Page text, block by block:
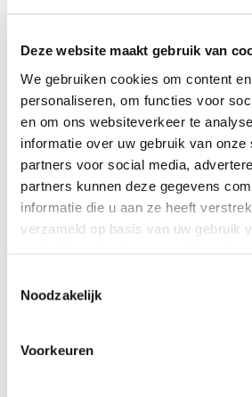
Deze website maakt gebruik van
We gebruiken cookies om content
personaliseren, om functies voor
en om ons websiteverkeer te
informatie over uw gebruik van onze
partners voor social media,
partners kunnen deze gegevens
informatie die u aan ze heeft
verzameld op basis van uw gebruik
Noodzakelijk
Voorkeuren
MELD JE NU